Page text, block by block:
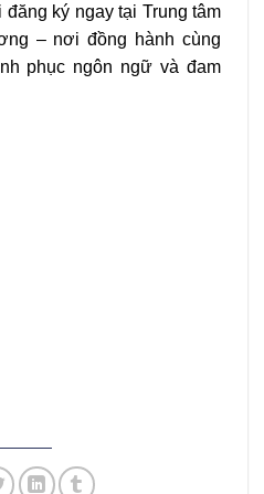
ký ngay tại Trung tâm
– nơi đồng hành cùng
phục ngôn ngữ và đam